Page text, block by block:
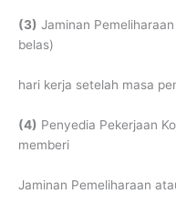
(3) Jaminan
belas)
hari kerja setelah masa
(4) Penyedia Pekerjaan
memberi
Jaminan Pemeliharaan